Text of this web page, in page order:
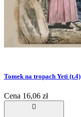
Tomek na tropach Yeti (t.4)
Cena 16,06 zł
